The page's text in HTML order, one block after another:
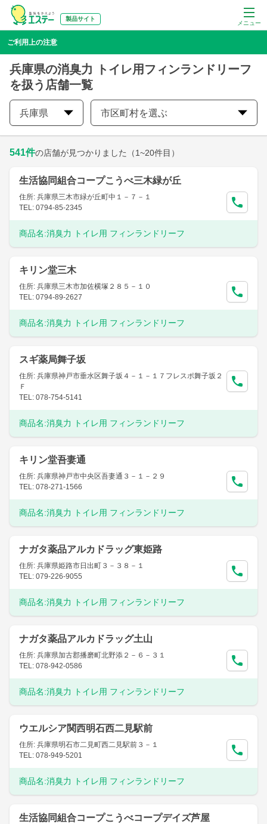
メニュー
製品サイト
ご利用上の注意
兵庫県の消臭力 トイレ用フィンランドリーフ
を扱う店舗一覧
兵庫県 市区町村を選ぶ
541件の店舗が見つかりました （1~20件目）
生活協同組合コープこうべ三木緑が丘
住所: 兵庫県三木市緑が丘町中１－７－１
TEL: 0794-85-2345
商品名:消臭力 トイレ用 フィンランドリーフ
キリン堂三木
住所: 兵庫県三木市加佐横塚２８５－１０
TEL: 0794-89-2627
商品名:消臭力 トイレ用 フィンランドリーフ
スギ薬局舞子坂
住所: 兵庫県神戸市垂水区舞子坂４－１－１７フレスポ舞子坂２
Ｆ
TEL: 078-754-5141
商品名:消臭力 トイレ用 フィンランドリーフ
キリン堂吾妻通
住所: 兵庫県神戸市中央区吾妻通３－１－２９
TEL: 078-271-1566
商品名:消臭力 トイレ用 フィンランドリーフ
ナガタ薬品アルカドラッグ東姫路
住所: 兵庫県姫路市日出町３－３８－１
TEL: 079-226-9055
商品名:消臭力 トイレ用 フィンランドリーフ
ナガタ薬品アルカドラッグ土山
住所: 兵庫県加古郡播磨町北野添２－６－３１
TEL: 078-942-0586
商品名:消臭力 トイレ用 フィンランドリーフ
ウエルシア関西明石西二見駅前
住所: 兵庫県明石市二見町西二見駅前３－１
TEL: 078-949-5201
商品名:消臭力 トイレ用 フィンランドリーフ
生活協同組合コープこうべコープデイズ芦屋